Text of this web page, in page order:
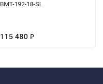
BMT-192-18-SL
115 480 ₽